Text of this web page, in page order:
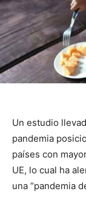
Un estudio
pandemia
países con
UE, lo cual ha
una “pandemia